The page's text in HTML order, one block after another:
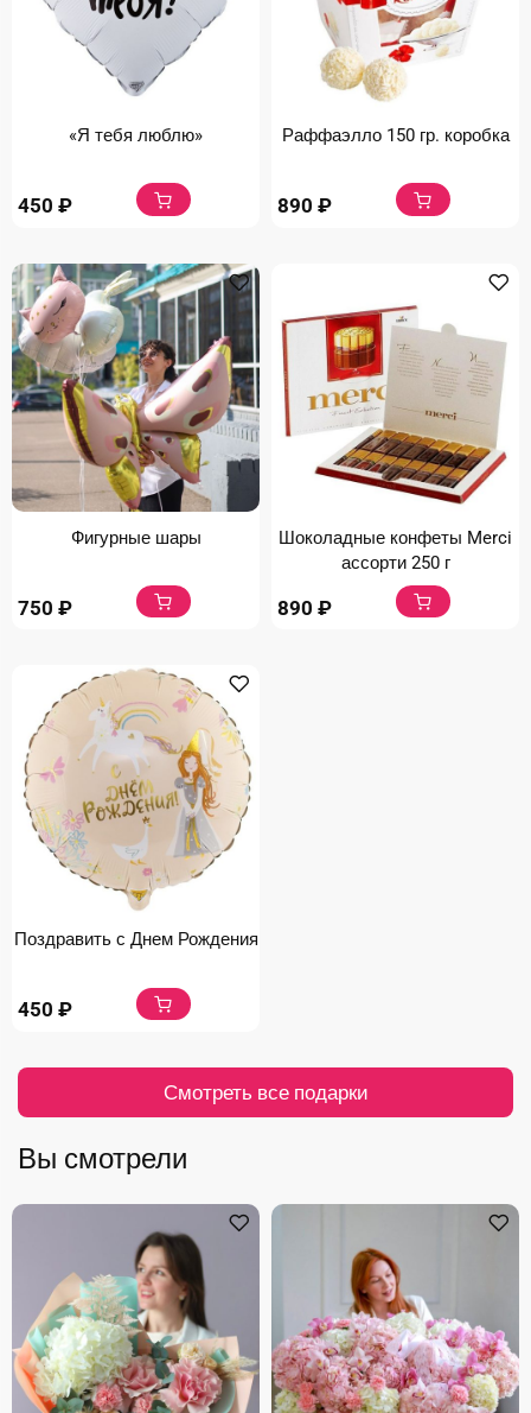
«Я тебя люблю»
450 ₽
Раффаэлло 150 гр. коробка
890 ₽
Фигурные шары
750 ₽
Шоколадные конфеты Merci
ассорти 250 г
890 ₽
Поздравить с Днем Рождения
450 ₽
Смотреть все подарки
Вы смотрели